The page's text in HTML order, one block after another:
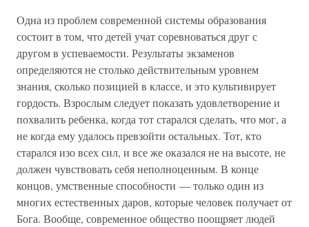
Одна из проблем современной системы образования
состоит в том, что детей учат соревноваться друг с
другом в успеваемости. Результаты экзаменов
определяются не столько действительным уровнем
знания, сколько позицией в классе, и это культивирует
гордость. Взрослым следует показать удовлетворение и
похвалить ребенка, когда тот старался сделать, что мог, а
не когда ему удалось превзойти остальных. Тот, кто
старался изо всех сил, и все же оказался не на высоте, не
должен чувствовать себя неполноценным. В конце
концов, умственные способности — только один из
многих естественных даров, которые человек получает от
Бога. Вообще, современное общество поощряет людей